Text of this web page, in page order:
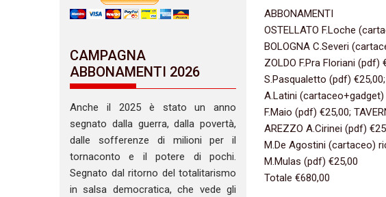
ABBONAMENTI
OSTELLATO F.Loche
BOLOGNA C.Severi
ZOLDO F.Pra Floriani (pdf)
S.Pasqualetto (pdf)
A.Latini (cartaceo+gadget)
F.Maio (pdf) €25,00;
AREZZO A.Cirinei (pdf)
M.De Agostini (cartaceo)
M.Mulas (pdf) €25,00
Totale €680,00
CAMPAGNA
ABBONAMENTI 2026
Anche il 2025 è stato un anno
segnato dalla guerra, dalla povertà,
dalle sofferenze di milioni per il
tornaconto e il potere di pochi.
Segnato dal ritorno del totalitarismo
in salsa democratica, che vede gli